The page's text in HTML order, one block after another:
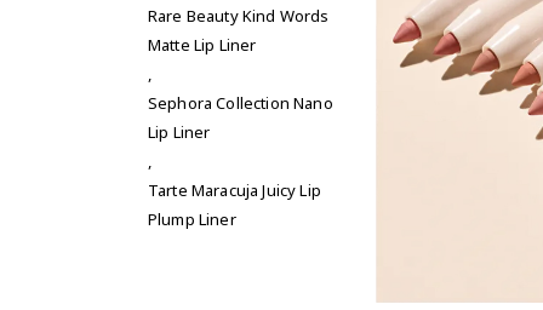
Rare Beauty Kind Words
Matte Lip Liner
,
Sephora Collection Nano
Lip Liner
,
Tarte Maracuja Juicy Lip
Plump Liner